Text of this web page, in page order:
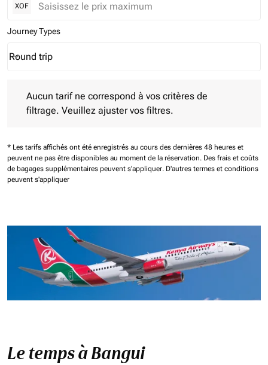
XOF
Journey Types
Journey Types option Round trip Selected
Round trip
keyboard_arrow_down
Aucun tarif ne correspond à vos critères de
filtrage. Veuillez ajuster vos filtres.
* Les tarifs affichés ont été enregistrés au cours des dernières 48 heures et
peuvent ne pas être disponibles au moment de la réservation. Des frais et coûts
de bagages supplémentaires peuvent s'appliquer. D'autres termes et conditions
peuvent s'appliquer
Le temps à Bangui